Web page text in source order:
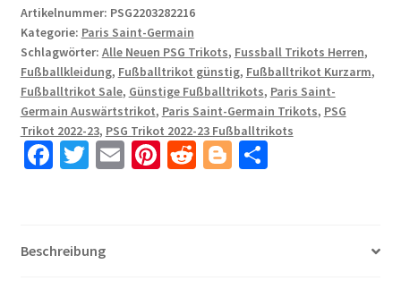
PSG
Auswärtstrikot
2022/23
Grau
mit
Aufdruck
KEAN
18
Artikelnummer: PSG2203282216
Kategorie: Paris Saint-Germain
Schlagwörter: Alle Neuen PSG Trikots, Fussball Trikots Herren,
Fußballkleidung, Fußballtrikot günstig, Fußballtrikot Kurzarm,
Fußballtrikot Sale, Günstige Fußballtrikots, Paris Saint-
Germain Auswärtstrikot, Paris Saint-Germain Trikots, PSG
Trikot 2022-23, PSG Trikot 2022-23 Fußballtrikots
Fa
o
T
er
E Pi R Bl T
Beschreibung